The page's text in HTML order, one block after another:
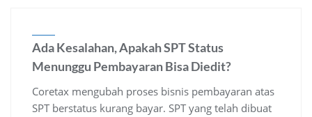
Ada Kesalahan, Apakah SPT Status
Menunggu Pembayaran Bisa Diedit?
Coretax mengubah proses bisnis pembayaran atas
SPT berstatus kurang bayar. SPT yang telah dibuat